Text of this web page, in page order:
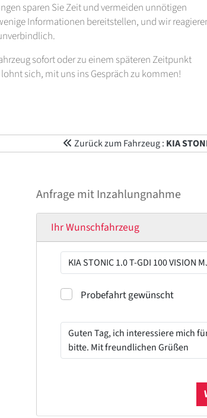
sparen Sie Zeit und vermeiden unnötigen
Informationen bereitstellen, und wir
sofort oder zu einem späteren Zeitpunkt
sich, mit uns ins Gespräch zu kommen!
Zurück zum Fahrzeug : KIA
Anfrage mit Inzahlungnahme
Ihr Wunschfahrzeug
ProbefahrtProbefahrt gewünscht